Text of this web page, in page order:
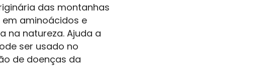
das montanhas
aminoácidos e
na natureza. Ajuda a
ser usado no
de doenças da